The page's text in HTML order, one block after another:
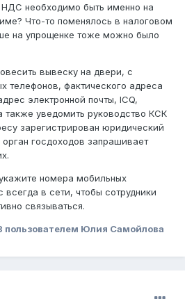
необходимо быть именно на
Что-то поменялось в налоговом
на упрощенке тоже можно было
вывеску на двери, с
телефонов, фактического адреса
электронной почты, ICQ,
также уведомить руководство КСК
зарегистрирован юридический
госдоходов запрашивает
номера мобильных
в сети, чтобы сотрудники
связываться.
пользователем Юлия Самойлова